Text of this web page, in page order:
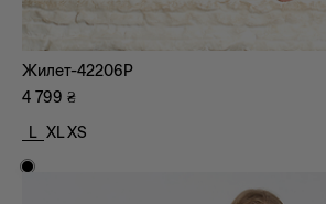
Жилет-42206P
4 799 ₴
L XLXS